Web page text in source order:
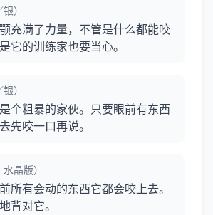
）
充满了力量，不管是什么都能咬
它的训练家也要当心。
）
个粗暴的家伙。只要眼前有东西
先咬一口再说。
晶版）
所有会动的东西它都会咬上去。
背对它。